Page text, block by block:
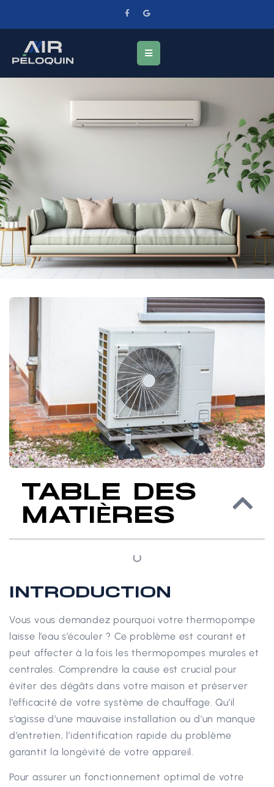
TABLE DES
MATIÈRES
INTRODUCTION
Vous vous demandez pourquoi votre thermopompe
laisse l’eau s’écouler ? Ce problème est courant et
peut affecter à la fois les thermopompes murales et
centrales. Comprendre la cause est crucial pour
éviter des dégâts dans votre maison et préserver
l’efficacité de votre système de chauffage. Qu’il
s’agisse d’une mauvaise installation ou d’un manque
d’entretien, l’identification rapide du problème
garantit la longévité de votre appareil.
Pour assurer un fonctionnement optimal de votre